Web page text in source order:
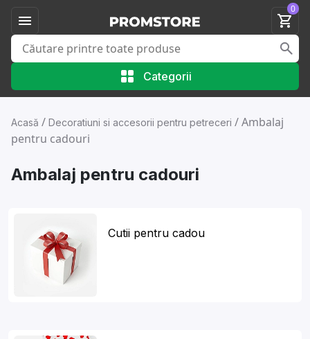
Categorii
0
Acasă / Decoratiuni si accesorii pentru petreceri /Ambalaj
pentru cadouri
Ambalaj pentru cadouri
Cutii pentru cadou